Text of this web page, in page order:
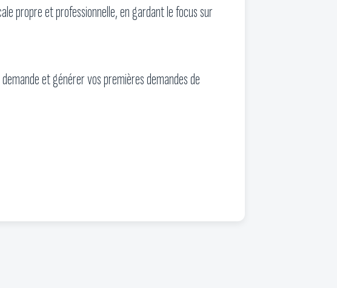
propre et professionnelle, en gardant le focus sur
et générer vos premières demandes de